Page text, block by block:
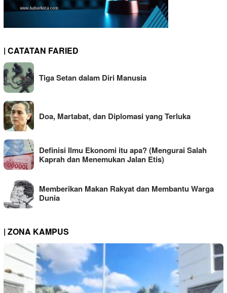
| CATATAN FARIED
Tiga Setan dalam Diri Manusia
Doa, Martabat, dan Diplomasi yang Terluka
Definisi Ilmu Ekonomi itu apa? (Mengurai Salah
Kaprah dan Menemukan Jalan Etis)
Memberikan Makan Rakyat dan Membantu Warga
Dunia
| ZONA KAMPUS